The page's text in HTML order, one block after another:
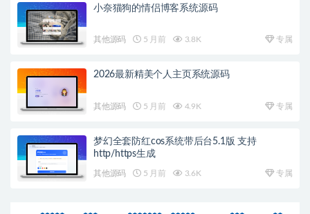
小奈猫狗的情侣博客系统源码
其他源码 5 月前 3.8K 专属
2026最新精美个人主页系统源码
其他源码 5 月前 4.9K 专属
梦幻全套防红cos系统带后台5.1版 支持
http/https生成
其他源码 5 月前 3.6K 专属